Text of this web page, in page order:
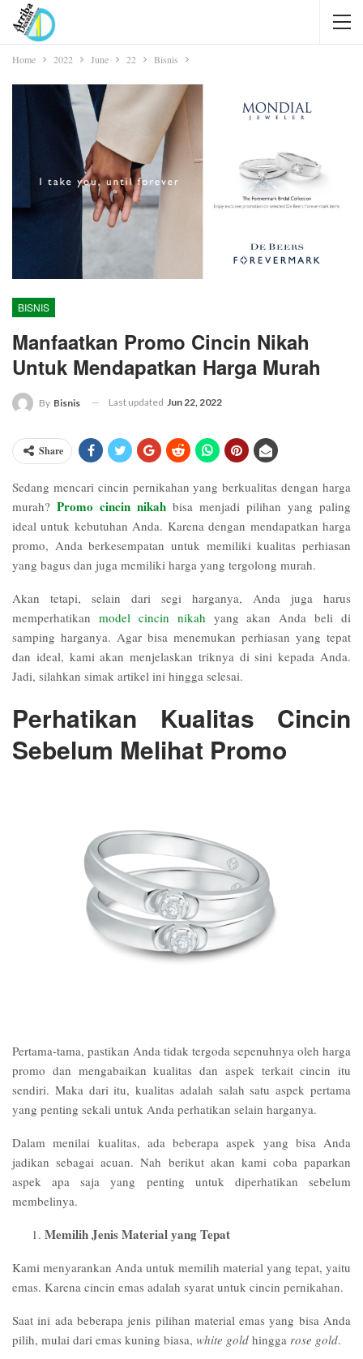
Home 2022 June 22 Bisnis
BISNIS
Manfaatkan Promo Cincin Nikah
Untuk Mendapatkan Harga Murah
By Bisnis Last updated Jun 22, 2022
Share
Sedang mencari cincin pernikahan yang berkualitas dengan harga
murah? Promo cincin nikah bisa menjadi pilihan yang paling
ideal untuk kebutuhan Anda. Karena dengan mendapatkan harga
promo, Anda berkesempatan untuk memiliki kualitas perhiasan
yang bagus dan juga memiliki harga yang tergolong murah.
Akan tetapi, selain dari segi harganya, Anda juga harus
memperhatikan model cincin nikah yang akan Anda beli di
samping harganya. Agar bisa menemukan perhiasan yang tepat
dan ideal, kami akan menjelaskan triknya di sini kepada Anda.
Jadi, silahkan simak artikel ini hingga selesai.
Perhatikan Kualitas Cincin
Sebelum Melihat Promo
Pertama-tama, pastikan Anda tidak tergoda sepenuhnya oleh harga
promo dan mengabaikan kualitas dan aspek terkait cincin itu
sendiri. Maka dari itu, kualitas adalah salah satu aspek pertama
yang penting sekali untuk Anda perhatikan selain harganya.
Dalam menilai kualitas, ada beberapa aspek yang bisa Anda
jadikan sebagai acuan. Nah berikut akan kami coba paparkan
aspek apa saja yang penting untuk diperhatikan sebelum
membelinya.
Memilih Jenis Material yang Tepat
Kami menyarankan Anda untuk memilih material yang tepat, yaitu
emas. Karena cincin emas adalah syarat untuk cincin pernikahan.
Saat ini ada beberapa jenis pilihan material emas yang bisa Anda
pilih, mulai dari emas kuning biasa, white gold hingga rose gold.